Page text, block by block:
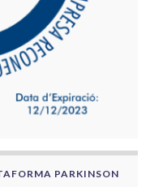
PARKINSON